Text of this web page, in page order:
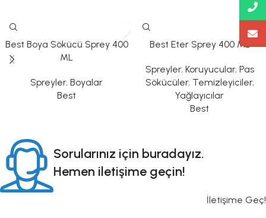
Best Boya Sökücü Sprey 400
ML
Spreyler, Boyalar
Best
Best Eter Sprey 400 ML
Spreyler, Koruyucular, Pas
Sökücüler, Temizleyiciler,
Yağlayıcılar
Best
Sorularınız için buradayız.
Hemen iletişime geçin!
İletişime Geç!